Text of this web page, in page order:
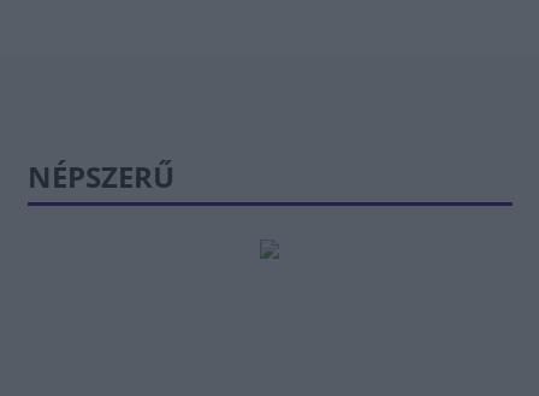
NÉPSZERŰ